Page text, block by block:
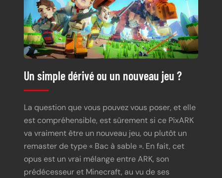
Un simple dérivé ou un nouveau jeu ?
La question que vous pouvez vous poser, et elle
est compréhensible, est sûrement si ce PixARK
va vraiment être un nouveau jeu, ou plutôt un
remaster de type « Bac à sable ». En fait, cet
opus est un vrai mélange entre ARK, son
prédécesseur et Minecraft, au vu de ses